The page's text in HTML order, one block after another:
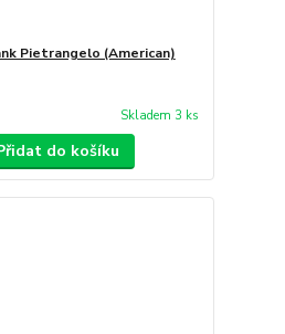
Pietrangelo (American)
Skladem 3 ks
do košíku